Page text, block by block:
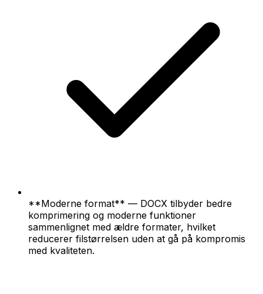
**Moderne format** — DOCX tilbyder bedre
komprimering og moderne funktioner
sammenlignet med ældre formater, hvilket
reducerer filstørrelsen uden at gå på kompromis
med kvaliteten.